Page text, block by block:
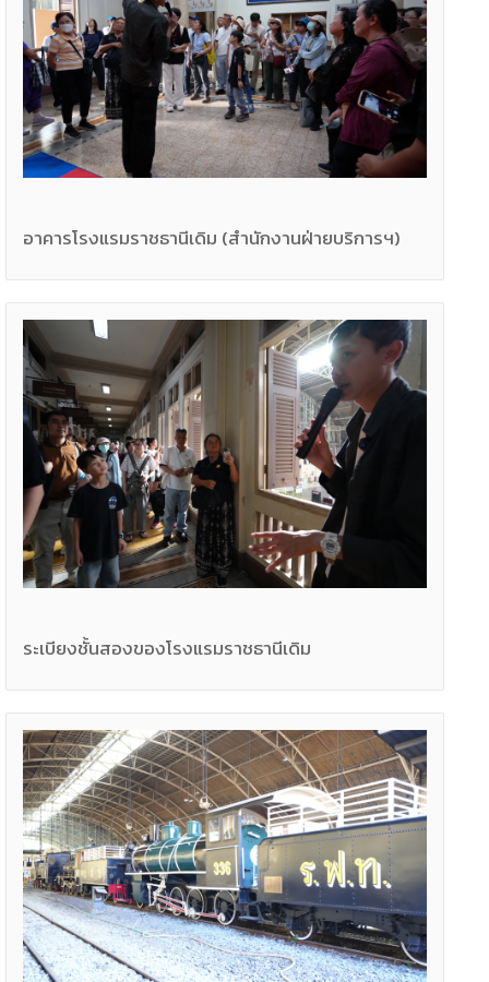
อาคารโรงแรมราชธานีเดิม (สำนักงานฝ่ายบริการฯ)
ระเบียงชั้นสองของโรงแรมราชธานีเดิม